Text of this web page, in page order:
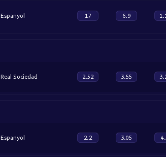
Espanyol 17 6.9
Real Sociedad 2.52 3.55
Espanyol 2.2 3.05